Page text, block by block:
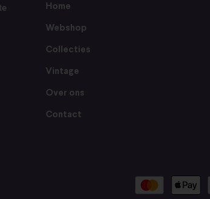
Home
Webshop
Collecties
Vintage
Over ons
Contact